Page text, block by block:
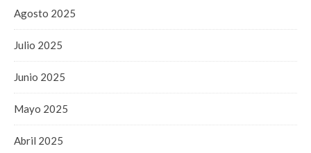
Agosto 2025
Julio 2025
Junio 2025
Mayo 2025
Abril 2025